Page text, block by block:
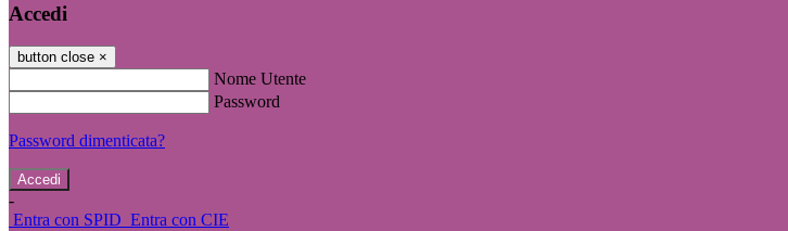
Accedi
button close ×
Nome Utente
Password
Password dimenticata?
-
Entra con SPID Entra con CIE